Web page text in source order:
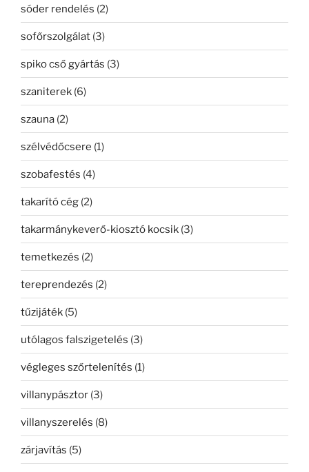
sóder rendelés (2)
sofőrszolgálat (3)
spiko cső gyártás (3)
szaniterek (6)
szauna (2)
szélvédőcsere (1)
szobafestés (4)
takarító cég (2)
takarmánykeverő-kiosztó kocsik (3)
temetkezés (2)
tereprendezés (2)
tűzijáték (5)
utólagos falszigetelés (3)
végleges szőrtelenítés (1)
villanypásztor (3)
villanyszerelés (8)
zárjavítás (5)